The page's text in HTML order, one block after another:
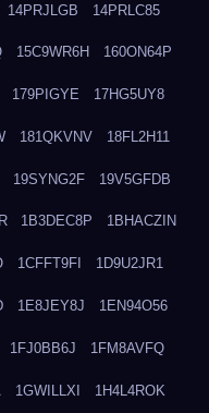
14PRJLGB 14PRLC85
15C9WR6H 160ON64P
179PIGYE 17HG5UY8
181QKVNV 18FL2H11
19SYNG2F 19V5GFDB
1B3DEC8P 1BHACZIN
1CFFT9FI 1D9U2JR1
1E8JEY8J 1EN94O56
1FJ0BB6J 1FM8AVFQ
1GWILLXI 1H4L4ROK